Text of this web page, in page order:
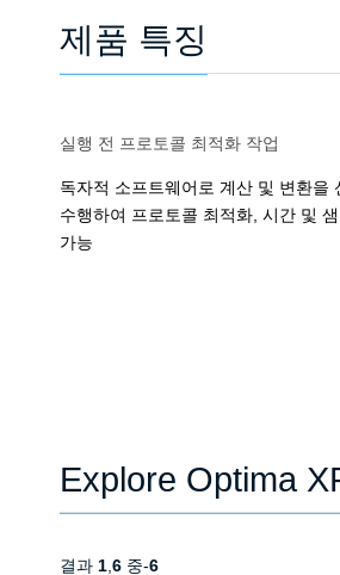
제품 특징
실행 전 프로토콜 최적화 작업
독자적 소프트웨어로 계산 및 변환을
수행하여 프로토콜 최적화, 시간 및
가능
Explore Optima
결과 1 6 중-6